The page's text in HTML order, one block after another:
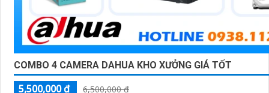
COMBO 4 CAMERA DAHUA KHO XƯỞNG GIÁ TỐT
5,500,000 ₫
6,500,000 ₫